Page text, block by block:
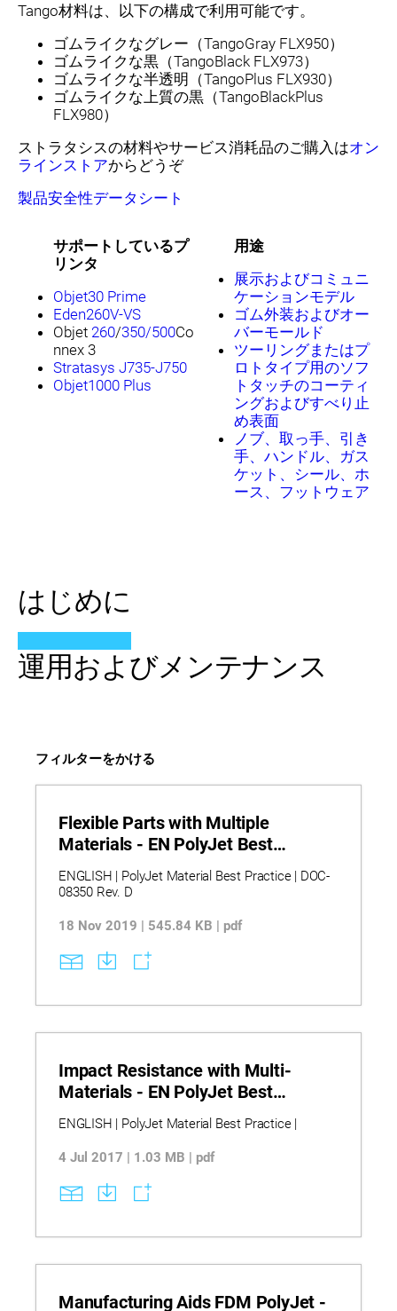
Tango材料は、以下の構成で利用可能です。
ゴムライクなグレー（TangoGray FLX950）
ゴムライクな黒（TangoBlack FLX973）
ゴムライクな半透明（TangoPlus FLX930）
ゴムライクな上質の黒（TangoBlackPlus
FLX980）
ストラタシスの材料やサービス消耗品のご購入はオン
ラインストアからどうぞ
製品安全性データシート
サポートしているプ
リンタ
Objet30 Prime
Eden260V-VS
Objet 260/350/500Co
nnex 3
Stratasys J735-J750
Objet1000 Plus
用途
展示およびコミュニ
ケーションモデル
ゴム外装およびオー
バーモールド
ツーリングまたはプ
ロトタイプ用のソフ
トタッチのコーティ
ングおよびすべり止
め表面
ノブ、取っ手、引き
手、ハンドル、ガス
ケット、シール、ホ
ース、フットウェア
はじめに
運用およびメンテナンス
フィルターをかける
Flexible Parts with Multiple
Materials - EN PolyJet Best
ENGLISH | PolyJet Material Best Practice | DOC-
08350 Rev. D
18 Nov 2019 | 545.84 KB | pdf
Impact Resistance with Multi-
Materials - EN PolyJet Best
ENGLISH | PolyJet Material Best Practice |
4 Jul 2017 | 1.03 MB | pdf
Manufacturing Aids FDM PolyJet -